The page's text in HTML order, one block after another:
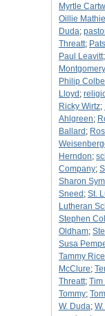
Myrtle
Oillie
Duda;
Threatt;
Paul Leavitt;
Montgomery
Philip
Lloyd ;
Ricky Wirtz;
Ahlgreen;
Ballard ;
Herndon;
Company;
Sharon
Sneed ; St.
Lutheran
Stephen
Oldham;
Susa
Tammy Rice
McClure;
Threatt; Tim
Tommy;
W. Duda;